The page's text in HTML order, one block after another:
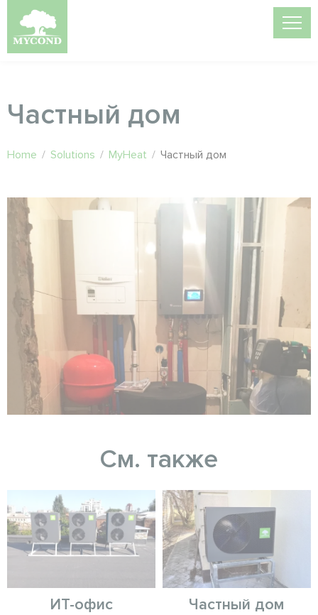
Частный дом
Home / Solutions / MyHeat / Частный дом
См. также
ИТ-офис Частный дом